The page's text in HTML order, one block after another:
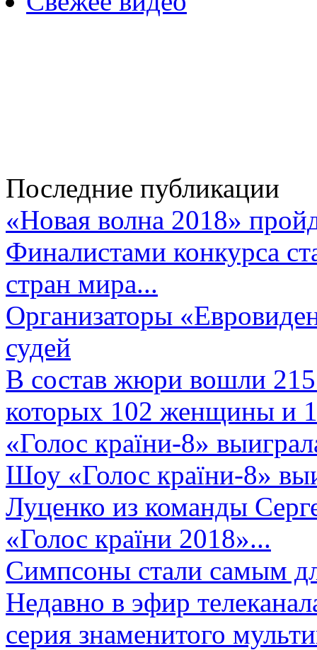
Последние публикации
«Новая волна 2018»
Финалистами конкурса
стран мира...
Организаторы
судей
В состав жюри вошли 215
которых 102 женщины и
«Голос країни-8»
Шоу «Голос країни-8»
Луценко из команды
«Голос країни 2018»...
Симпсоны стали самым
Недавно в эфир
серия знаменитого